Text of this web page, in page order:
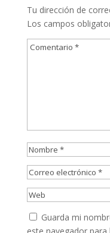
Tu dirección de
Los campos
Guarda mi